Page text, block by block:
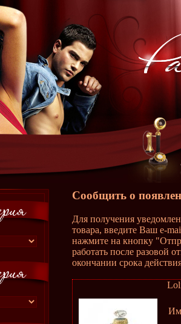
Сообщить о
Для получения
товара, введите Ваш e-
нажмите на кнопку
работать после разовой
окончании срока